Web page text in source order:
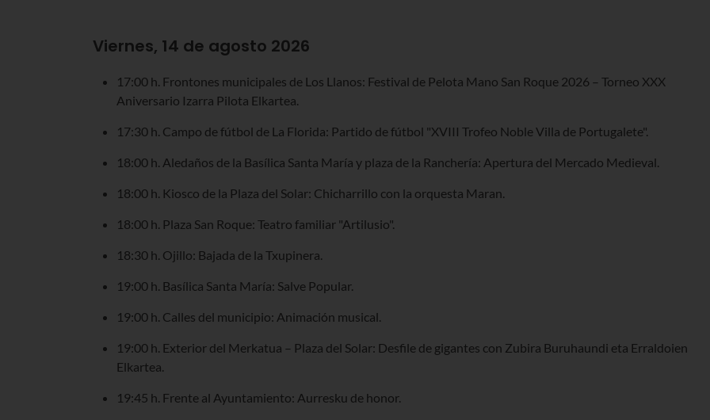
Viernes, 14 de agosto 2026
17:00 h. Frontones municipales de Los Llanos: Festival de Pelota Mano San Roque 2026 – Torneo XXX
Aniversario Izarra Pilota Elkartea.
17:30 h. Campo de fútbol de La Florida: Partido de fútbol "XVIII Trofeo Noble Villa de Portugalete".
18:00 h. Aledaños de la Basílica Santa María y plaza de la Ranchería: Apertura del Mercado Medieval.
18:00 h. Kiosco de la Plaza del Solar: Chicharrillo con la orquesta Maran.
18:00 h. Plaza San Roque: Teatro familiar "Artilusio".
18:30 h. Ojillo: Bajada de la Txupinera.
19:00 h. Basílica Santa María: Salve Popular.
19:00 h. Calles del municipio: Animación musical.
19:00 h. Exterior del Merkatua – Plaza del Solar: Desfile de gigantes con Zubira Buruhaundi eta Erraldoien
Elkartea.
19:45 h. Frente al Ayuntamiento: Aurresku de honor.